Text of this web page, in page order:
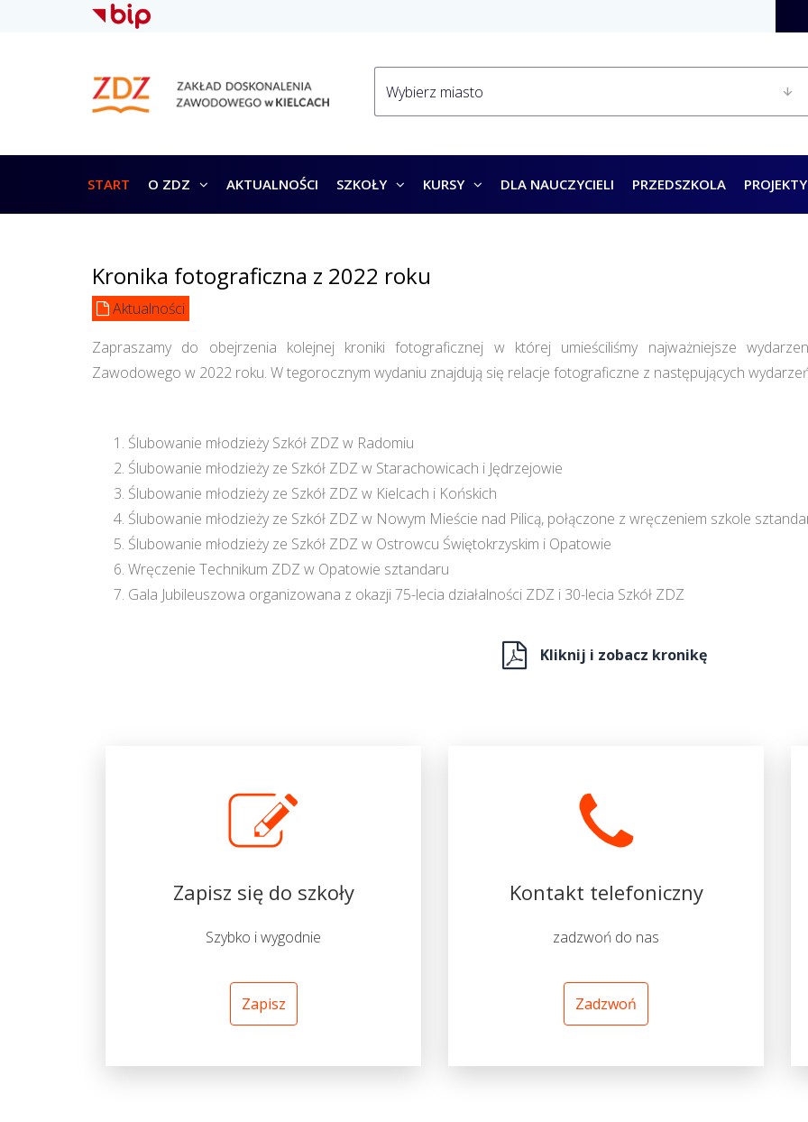
START O ZDZ AKTUALNOŚCI SZKOŁY KURSY DLA NAUCZYCIELI PRZEDSZKOLA
Kronika fotograficzna z 2022 roku
Aktualności
Zapraszamy do obejrzenia kolejnej kroniki fotograficznej w której umieściliśmy najważniejsze
Zawodowego w 2022 roku. W tegorocznym wydaniu znajdują się relacje fotograficzne z następujących
Ślubowanie młodzieży Szkół ZDZ w Radomiu
Ślubowanie młodzieży ze Szkół ZDZ w Starachowicach i Jędrzejowie
Ślubowanie młodzieży ze Szkół ZDZ w Kielcach i Końskich
Ślubowanie młodzieży ze Szkół ZDZ w Nowym Mieście nad Pilicą, połączone z wręczeniem szkole
Ślubowanie młodzieży ze Szkół ZDZ w Ostrowcu Świętokrzyskim i Opatowie
Wręczenie Technikum ZDZ w Opatowie sztandaru
Gala Jubileuszowa organizowana z okazji 75-lecia działalności ZDZ i 30-lecia Szkół ZDZ
Kliknij i zobacz kronikę
Zapisz się do szkoły
Szybko i wygodnie
Zapisz
Kontakt telefoniczny
zadzwoń do nas
Zadzwoń